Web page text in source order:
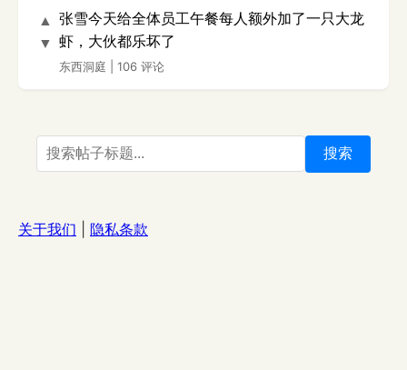
▲
▼
张雪今天给全体员工午餐每人额外加了一只大龙
虾，大伙都乐坏了
东西洞庭 106 评论
搜索
关于我们 隐私条款